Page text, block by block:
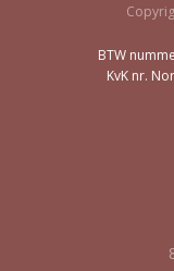
BTW
KvK nr.